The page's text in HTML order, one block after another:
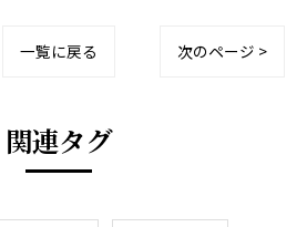
一覧に戻る 次のページ >
関連タグ